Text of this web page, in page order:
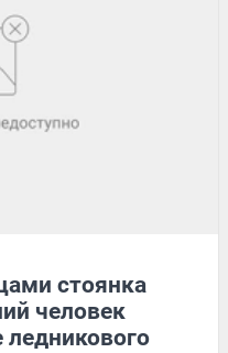
стоянка
человек
ледникового